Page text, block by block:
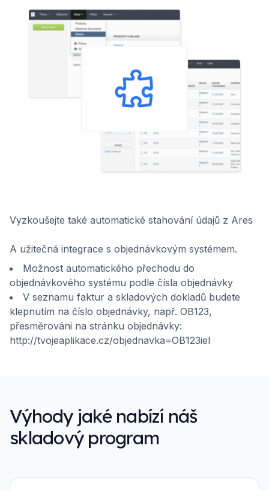
Vyzkoušejte také automatické stahování údajů z Ares
A užitečná integrace s objednávkovým systémem.
Možnost automatického přechodu do
objednávkového systému podle čísla objednávky
V seznamu faktur a skladových dokladů budete
klepnutím na číslo objednávky, např. OB123,
přesměrováni na stránku objednávky:
http://tvojeaplikace.cz/objednavka=OB123iel
Výhody jaké nabízí náš
skladový program